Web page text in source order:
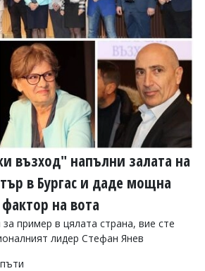
възход" напълни залата на
в Бургас и даде мощна
на вота
пример в цялата страна, вие сте
лидер Стефан Янев